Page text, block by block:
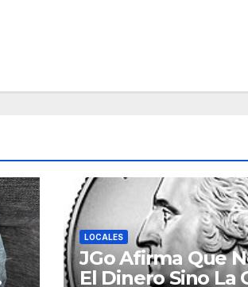
LOCALES
JGo Afirma Que
El Dinero Sino La